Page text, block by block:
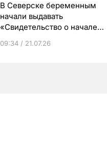
В Северске беременным
начали выдавать
«Свидетельство о начале
09:34 / 21.07.26